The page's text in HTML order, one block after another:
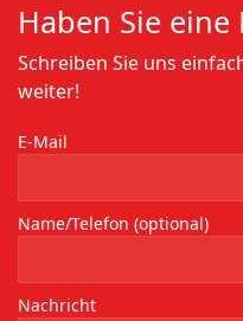
Haben Sie eine
Schreiben Sie uns
weiter!
E-Mail
Name/Telefon (optional)
Nachricht